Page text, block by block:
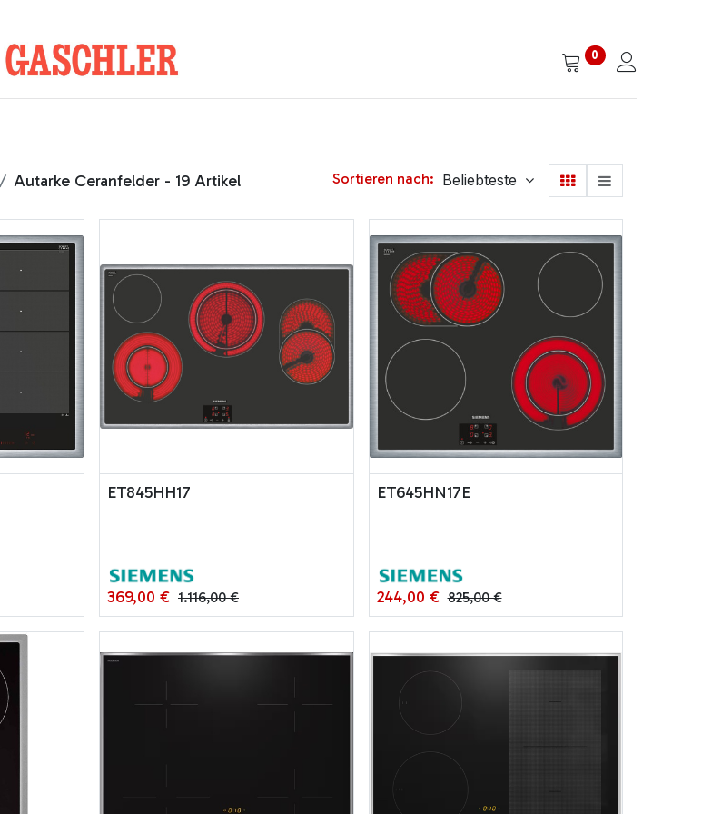
0
Autarke Ceranfelder - 19 Artikel Sortieren nach: Beliebteste
ET845HH17
369,00 € 1.116,00€
ET645HN17E
244,00 € 825,00€